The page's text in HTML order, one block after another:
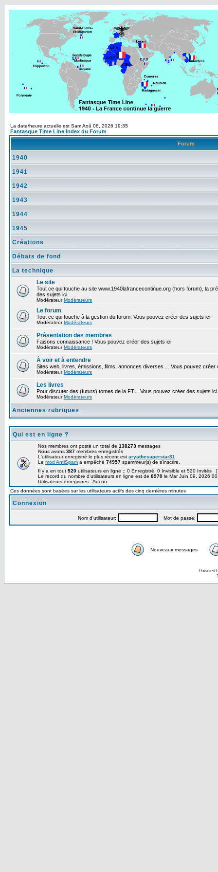
La date/heure actuelle est Sam Aoû 08, 2026 19:35
Fantasque Time Line Index du Forum
Forum
1940
1941
1942
1943
1944
1945
Créations
Débats de fond
La technique
Le site
Tout ce qui touche au site www.1940lafrancecontinue.org (hors forum), la
des sujets ici.
ModérateurModérateurs
Le forum
Tout ce qui touche à la gestion du forum. Vous pouvez créer des sujets ici.
ModérateurModérateurs
Présentation des membres
Faisons connaissance ! Vous pouvez créer des sujets ici.
ModérateurModérateurs
À voir et à entendre
Sites web, livres, émissions, films, annonces diverses ... Vous pouvez créer
ModérateurModérateurs
Les livres
Pour discuter des (futurs) tomes de la FTL. Vous pouvez créer des sujets ici.
ModérateurModérateurs
Anciennes rubriques
Qui est en ligne ?
Nos membres ont posté un total de 138273 messages
Nous avons 387 membres enregistrés
L'utilisateur enregistré le plus récent est aryathesuperstar31
Le mod AntiSpam a empêché 74957 spammeur(s) de s'inscrire.
Il y a en tout 520 utilisateurs en ligne :: 0 Enregistré, 0 Invisible et 520 Invités [
Le record du nombre d'utilisateurs en ligne est de 8970 le Mar Juin 09, 2026
Utilisateurs enregistrés : Aucun
Ces données sont basées sur les utilisateurs actifs des cinq dernières minutes
Connexion
Nom d'utilisateur: Mot de passe:
Nouveaux messages
Powered